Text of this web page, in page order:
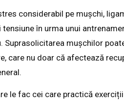
considerabil pe mușchi,
în urma unui
mușchilor
care nu doar că afectează
le fac cei care practică